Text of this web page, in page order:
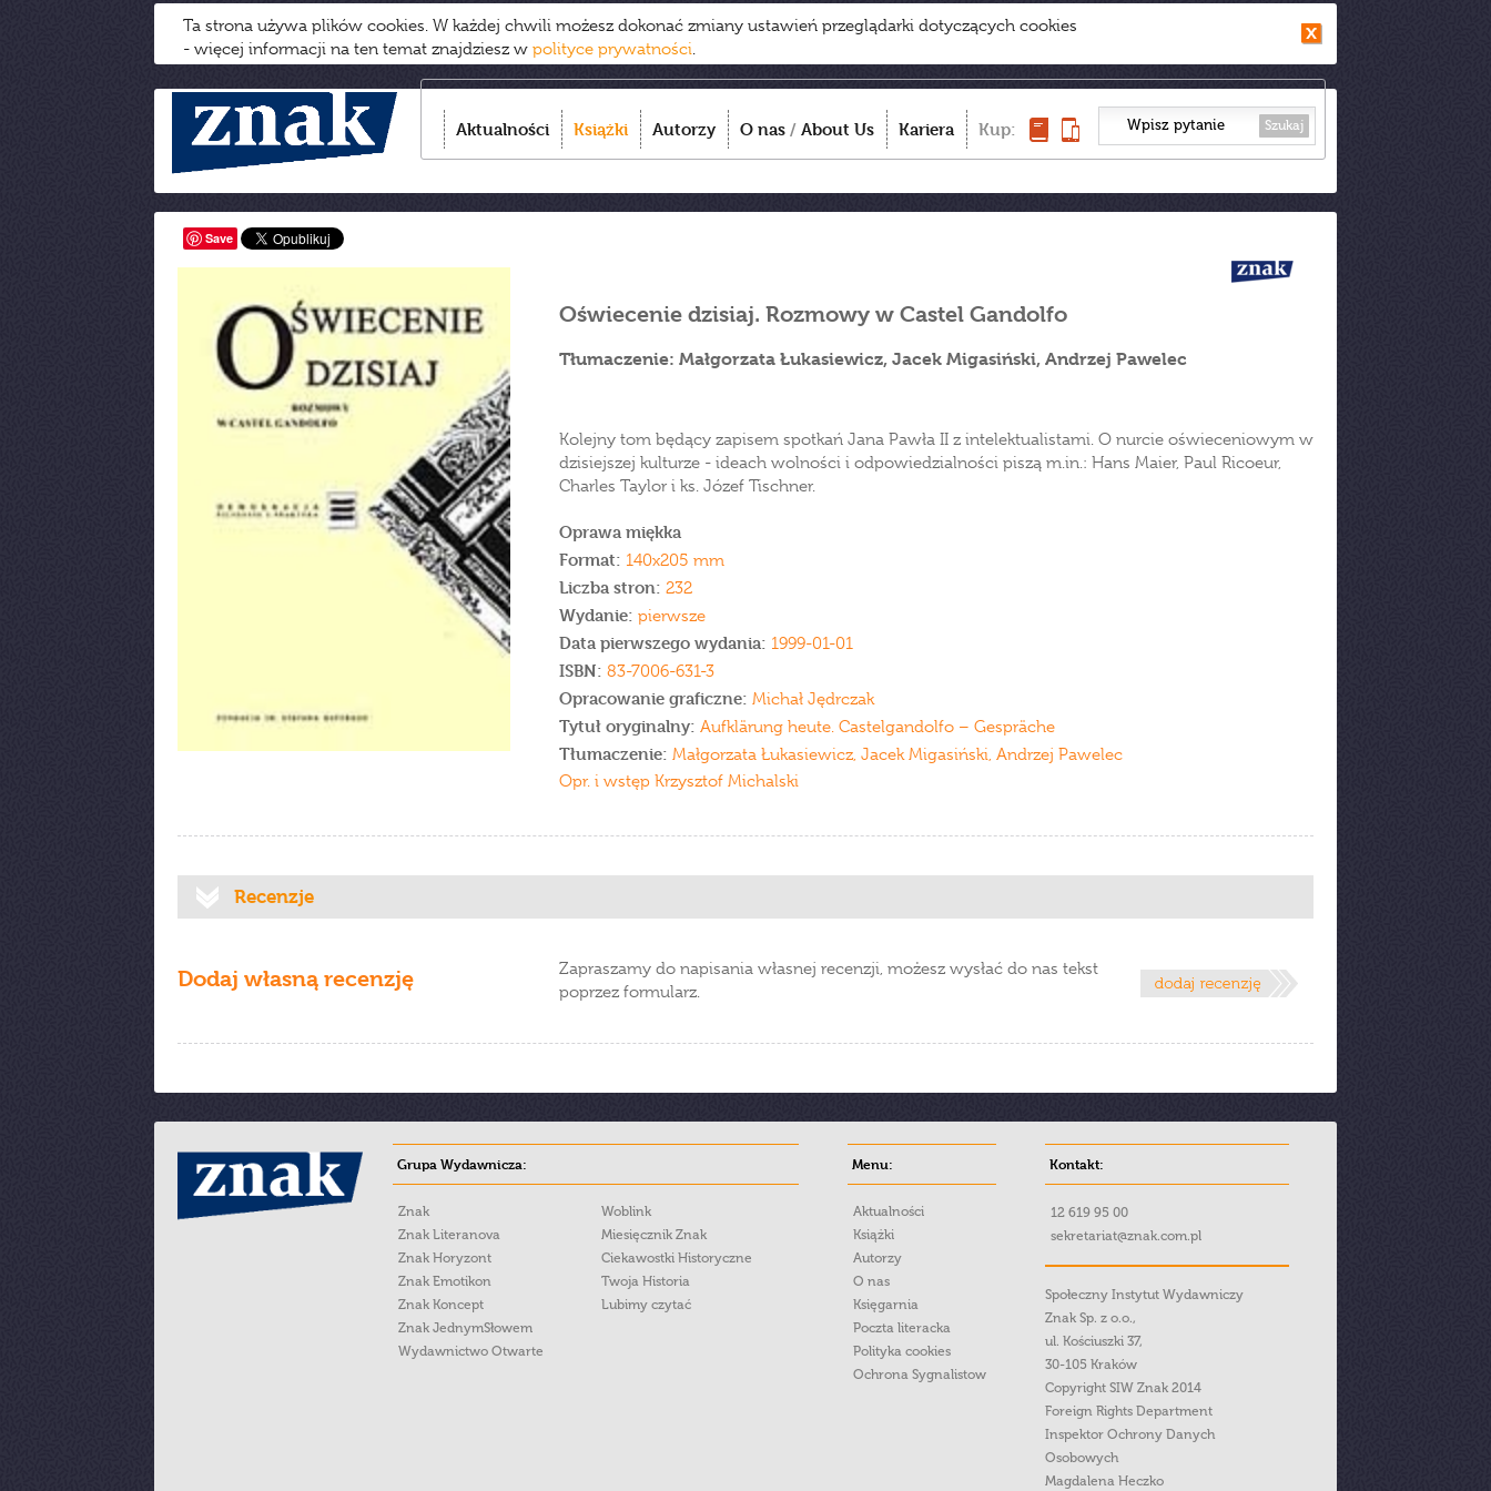
Ta strona używa plików cookies. W każdej chwili możesz dokonać zmiany ustawień przeglądarki dotyczących cookies
- więcej informacji na ten temat znajdziesz w polityce prywatności.
Aktualności Książki Autorzy O nas / About Us Kariera Kup: Szukaj
Save
Oświecenie dzisiaj. Rozmowy w Castel Gandolfo
Tłumaczenie: Małgorzata Łukasiewicz, Jacek Migasiński, Andrzej Pawelec
Kolejny tom będący zapisem spotkań Jana Pawła II z intelektualistami. O nurcie oświeceniowym w
dzisiejszej kulturze - ideach wolności i odpowiedzialności piszą m.in.: Hans Maier, Paul Ricoeur,
Charles Taylor i ks. Józef Tischner.
Oprawa miękka
Format: 140x205 mm
Liczba stron: 232
Wydanie: pierwsze
Data pierwszego wydania: 1999-01-01
ISBN: 83-7006-631-3
Opracowanie graficzne: Michał Jędrczak
Tytuł oryginalny: Aufklärung heute. Castelgandolfo – Gespräche
Tłumaczenie: Małgorzata Łukasiewicz, Jacek Migasiński, Andrzej Pawelec
Opr. i wstęp Krzysztof Michalski
Recenzje
Dodaj własną recenzję
Zapraszamy do napisania własnej recenzji, możesz wysłać do nas tekst
poprzez formularz.
Grupa Wydawnicza:
Znak
Znak Literanova
Znak Horyzont
Znak Emotikon
Znak Koncept
Znak JednymSłowem
Wydawnictwo Otwarte
Woblink
Miesięcznik Znak
Ciekawostki Historyczne
Twoja Historia
Lubimy czytać
Menu:
Aktualności
Książki
Autorzy
O nas
Księgarnia
Poczta literacka
Polityka cookies
Ochrona Sygnalistow
Kontakt:
12 619 95 00
sekretariat@znak.com.pl
Społeczny Instytut Wydawniczy
Znak Sp. z o.o.,
ul. Kościuszki 37,
30-105 Kraków
Copyright SIW Znak 2014
Foreign Rights Department
Inspektor Ochrony Danych
Osobowych
Magdalena Heczko